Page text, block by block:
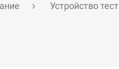
Устройство